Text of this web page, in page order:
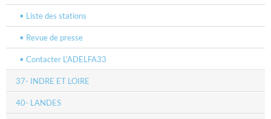
Liste des stations
Revue de presse
Contacter L’ADELFA33
37- INDRE ET LOIRE
40- LANDES